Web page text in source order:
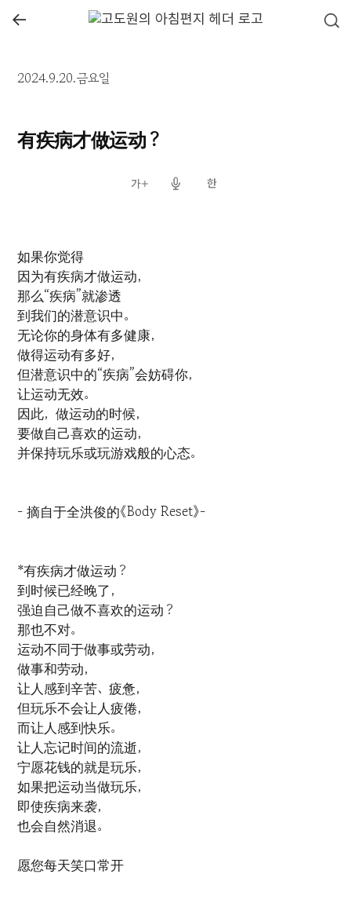
←
2024.9.20.금요일
有疾病才做运动？
如果你觉得
因为有疾病才做运动，
那么“疾病”就渗透
到我们的潜意识中。
无论你的身体有多健康，
做得运动有多好，
但潜意识中的“疾病”会妨碍你，
让运动无效。
因此，做运动的时候，
要做自己喜欢的运动，
并保持玩乐或玩游戏般的心态。
- 摘自于全洪俊的《Body Reset》-
*有疾病才做运动？
到时候已经晚了，
强迫自己做不喜欢的运动？
那也不对。
运动不同于做事或劳动，
做事和劳动，
让人感到辛苦、疲惫，
但玩乐不会让人疲倦，
而让人感到快乐。
让人忘记时间的流逝，
宁愿花钱的就是玩乐，
如果把运动当做玩乐，
即使疾病来袭，
也会自然消退。
愿您每天笑口常开